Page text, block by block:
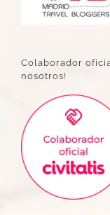
Colaborador
nosotros!